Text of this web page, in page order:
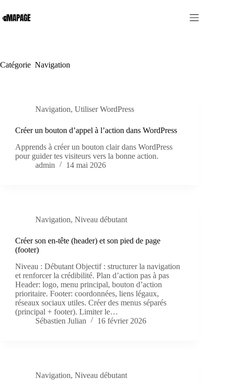
au
contenu
Catégorie Navigation
Navigation, Utiliser WordPress
Créer un bouton d’appel à l’action dans WordPress
Apprends à créer un bouton clair dans WordPress
pour guider tes visiteurs vers la bonne action.
admin
14 mai 2026
Navigation, Niveau débutant
Créer son en-tête (header) et son pied de page
(footer)
Niveau : Débutant Objectif : structurer la navigation
et renforcer la crédibilité. Plan d’action pas à pas
Header: logo, menu principal, bouton d’action
prioritaire. Footer: coordonnées, liens légaux,
réseaux sociaux utiles. Créer des menus séparés
(principal + footer). Limiter le…
Sébastien Julian
16 février 2026
Navigation, Niveau débutant